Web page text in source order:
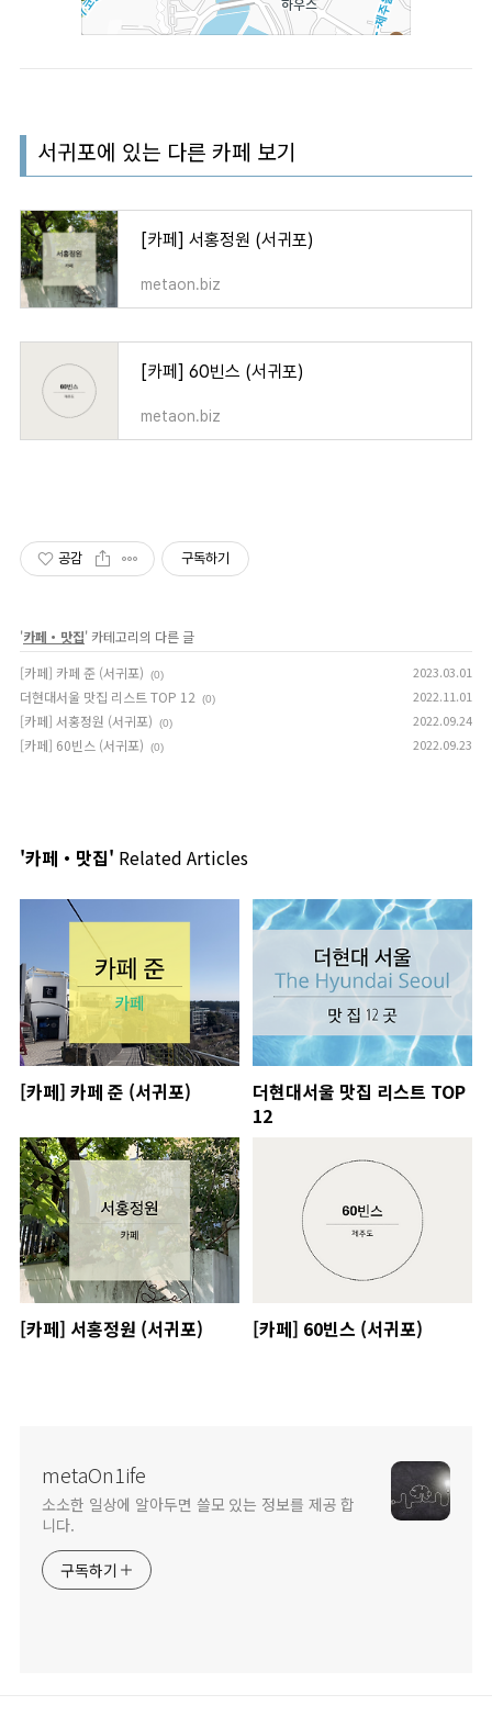
서귀포에 있는 다른 카페 보기
[카페] 서홍정원 (서귀포)
metaon.biz
[카페] 60빈스 (서귀포)
metaon.biz
공감 구독하기
'카페・맛집' 카테고리의 다른 글
[카페] 카페 준 (서귀포)
(0) 2023.03.01
더현대서울 맛집 리스트 TOP 12 (0) 2022.11.01
[카페] 서홍정원 (서귀포) (0) 2022.09.24
[카페] 60빈스 (서귀포) (0) 2022.09.23
'카페・맛집' Related Articles
[카페] 카페 준 (서귀포)
더현대서울 맛집 리스트 TOP
12
[카페] 서홍정원 (서귀포) [카페] 60빈스 (서귀포)
metaOn1ife
소소한 일상에 알아두면 쓸모 있는 정보를 제공 합
니다.
구독하기